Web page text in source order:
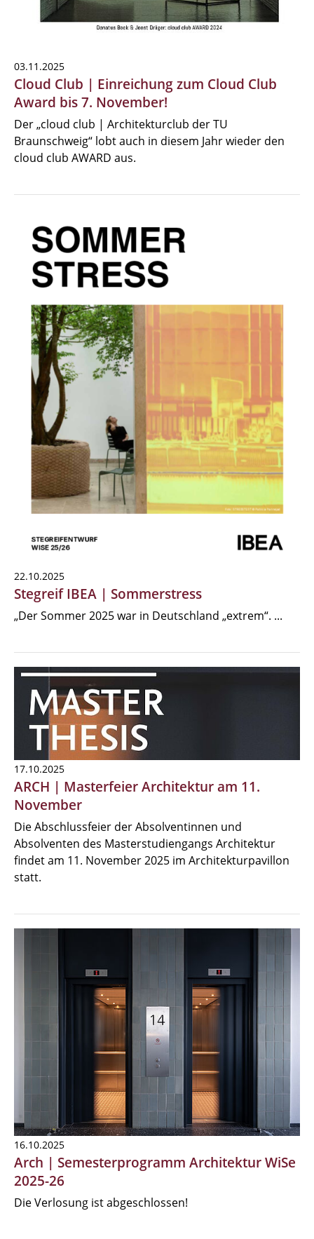
03.11.2025
Cloud Club | Einreichung zum Cloud Club
Award bis 7. November!
Der „cloud club | Architekturclub der TU
Braunschweig“ lobt auch in diesem Jahr wieder den
cloud club AWARD aus.
22.10.2025
Stegreif IBEA | Sommerstress
„Der Sommer 2025 war in Deutschland „extrem“. ...
17.10.2025
ARCH | Masterfeier Architektur am 11.
November
Die Abschlussfeier der Absolventinnen und
Absolventen des Masterstudiengangs Architektur
findet am 11. November 2025 im Architekturpavillon
statt.
16.10.2025
Arch | Semesterprogramm Architektur WiSe
2025-26
Die Verlosung ist abgeschlossen!